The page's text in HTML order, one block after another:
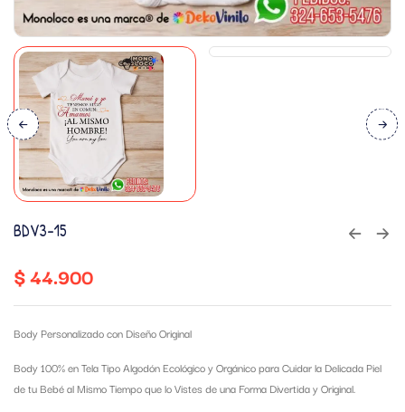
BDV3-15
$44.900
Body Personalizado con Diseño Original
Body 100% en Tela Tipo Algodón Ecológico y Orgánico para Cuidar la Delicada Piel
de tu Bebé al Mismo Tiempo que lo Vistes de una Forma Divertida y Original.